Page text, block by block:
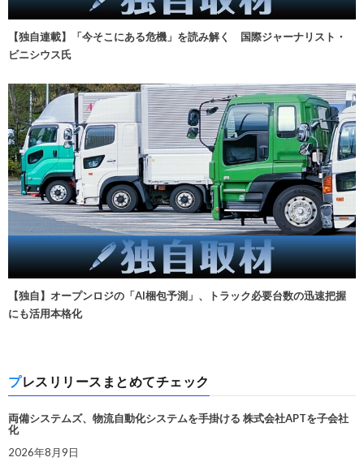
【独自連載】「今そこにある危機」を読み解く 国際ジャーナリスト・
ビニシウス氏
【独自】オープンロジの「AI梱包予測」、トラック必要台数の迅速把握
にも活用本格化
プレスリリースまとめてチェック
両備システムズ、物流自動化システムを手掛ける 株式会社APTを子会社
化
2026年8月9日